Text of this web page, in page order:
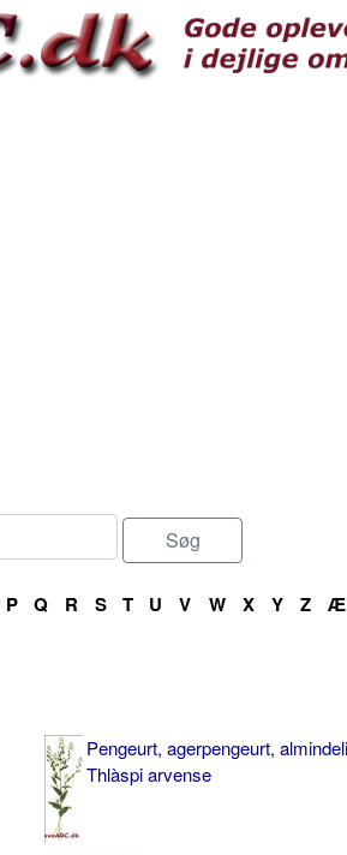
P Q R S T U V W X Y Z Æ
Pengeurt, agerpengeurt,
Thlàspi arvense